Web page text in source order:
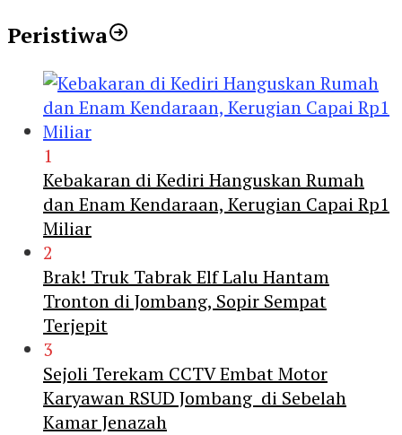
Peristiwa
1
Kebakaran di Kediri Hanguskan Rumah
dan Enam Kendaraan, Kerugian Capai Rp1
Miliar
2
Brak! Truk Tabrak Elf Lalu Hantam
Tronton di Jombang, Sopir Sempat
Terjepit
3
Sejoli Terekam CCTV Embat Motor
Karyawan RSUD Jombang di Sebelah
Kamar Jenazah